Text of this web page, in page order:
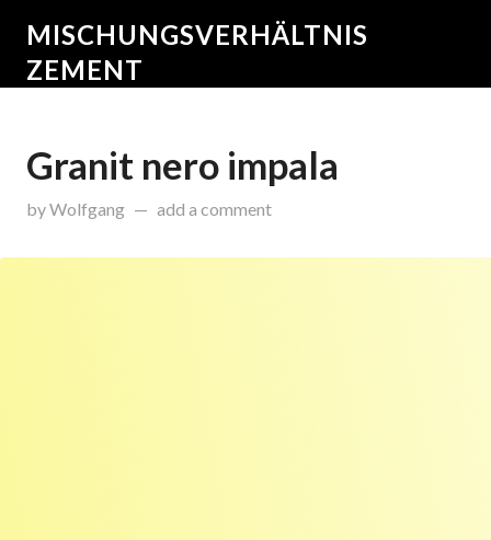
MISCHUNGSVERHÄLTNIS
ZEMENT
Granit nero impala
byWolfgang onNovember 13, 2015
add a comment